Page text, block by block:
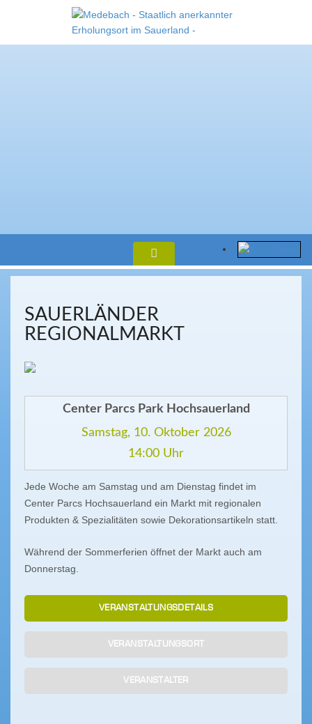
SAUERLÄNDER
REGIONALMARKT
Center Parcs Park Hochsauerland
Samstag, 10. Oktober 2026
14:00 Uhr
Jede Woche am Samstag und am Dienstag findet im
Center Parcs Hochsauerland ein Markt mit regionalen
Produkten & Spezialitäten sowie Dekorationsartikeln statt.
Während der Sommerferien öffnet der Markt auch am
Donnerstag.
VERANSTALTUNGSDETAILS
VERANSTALTUNGSORT
VERANSTALTER